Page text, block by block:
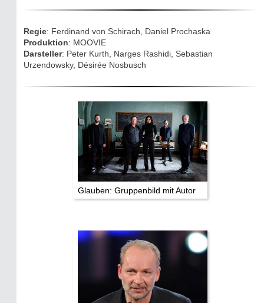
Eifelkarte:
Drehorte & Tatorte
Eifelkrimi: Keine Gutenachtgeschichte
Die Autoren
TV & Kino
Die Stars:
Wer hat wo gedreht?
Mediathek
Regie: Ferdinand von Schirach, Daniel Prochaska
Produktion: MOOVIE
Darsteller: Peter Kurth, Narges Rashidi, Sebastian
Urzendowsky, Désirée Nosbusch
Glauben: Gruppenbild mit Autor